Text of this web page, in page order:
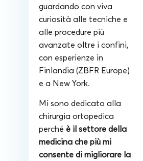
guardando con viva
curiosità alle tecniche e
alle procedure più
avanzate oltre i confini,
con esperienze in
Finlandia (ZBFR Europe)
e a New York.
Mi sono dedicato alla
chirurgia ortopedica
perché è il settore della
medicina che più mi
consente di migliorare la